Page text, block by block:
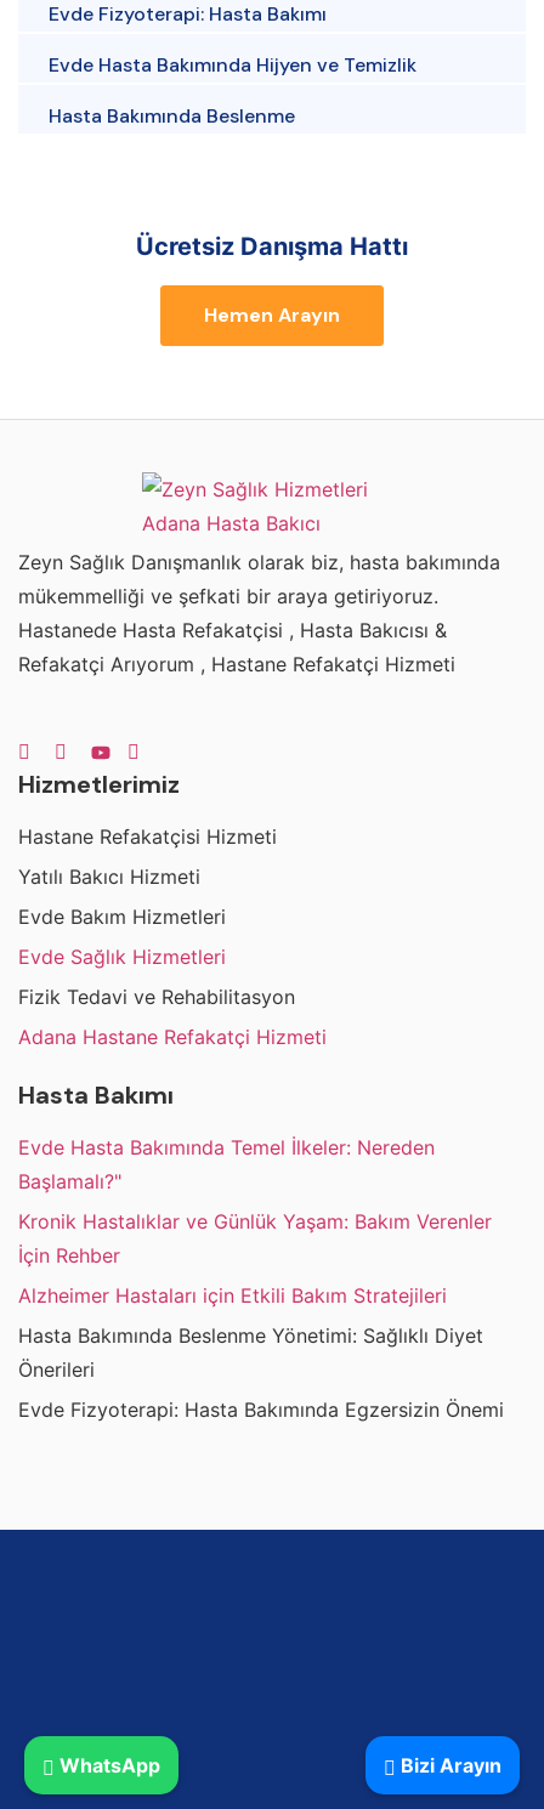
Evde Fizyoterapi: Hasta Bakımı
Evde Hasta Bakımında Hijyen ve Temizlik
Hasta Bakımında Beslenme
Ücretsiz Danışma Hattı
Hemen Arayın
Zeyn Sağlık Danışmanlık olarak biz, hasta bakımında
mükemmelliği ve şefkati bir araya getiriyoruz.
Hastanede Hasta Refakatçisi , Hasta Bakıcısı &
Refakatçi Arıyorum , Hastane Refakatçi Hizmeti
Hizmetlerimiz
Hastane Refakatçisi Hizmeti
Yatılı Bakıcı Hizmeti
Evde Bakım Hizmetleri
Evde Sağlık Hizmetleri
Fizik Tedavi ve Rehabilitasyon
Adana Hastane Refakatçi Hizmeti
Hasta Bakımı
Evde Hasta Bakımında Temel İlkeler: Nereden
Başlamalı?"
Kronik Hastalıklar ve Günlük Yaşam: Bakım Verenler
İçin Rehber
Alzheimer Hastaları için Etkili Bakım Stratejileri
Hasta Bakımında Beslenme Yönetimi: Sağlıklı Diyet
Önerileri
Evde Fizyoterapi: Hasta Bakımında Egzersizin Önemi
Bizi Arayın
WhatsApp